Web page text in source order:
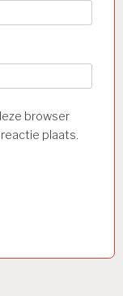
browser
plaats.